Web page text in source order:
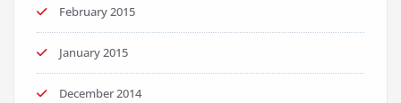
February 2015
January 2015
December 2014